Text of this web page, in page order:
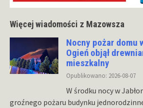
Więcej wiadomości z Mazowsza
Nocny pożar domu
Ogień objął
mieszkalny
Opublikowano: 2026-08-07
W środku nocy w
groźnego pożaru budynku